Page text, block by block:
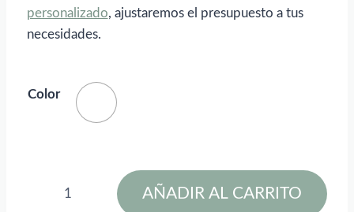
personalizado, ajustaremos el presupuesto a tus
necesidades.
Color
externa
AÑADIR AL CARRITO